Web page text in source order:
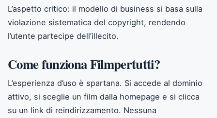
L’aspetto critico: il modello di business si basa sulla
violazione sistematica del copyright, rendendo
l’utente partecipe dell’illecito.
Come funziona Filmpertutti?
L’esperienza d’uso è spartana. Si accede al dominio
attivo, si sceglie un film dalla homepage e si clicca
su un link di reindirizzamento. Nessuna